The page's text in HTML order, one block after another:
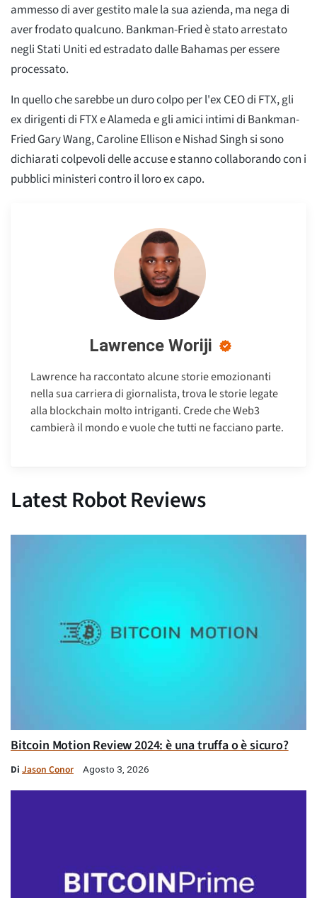
ammesso di aver gestito male la sua azienda, ma nega di
aver frodato qualcuno. Bankman-Fried è stato arrestato
negli Stati Uniti ed estradato dalle Bahamas per essere
processato.
In quello che sarebbe un duro colpo per l'ex CEO di FTX, gli
ex dirigenti di FTX e Alameda e gli amici intimi di Bankman-
Fried Gary Wang, Caroline Ellison e Nishad Singh si sono
dichiarati colpevoli delle accuse e stanno collaborando con i
pubblici ministeri contro il loro ex capo.
Lawrence Woriji
Lawrence ha raccontato alcune storie emozionanti
nella sua carriera di giornalista, trova le storie legate
alla blockchain molto intriganti. Crede che Web3
cambierà il mondo e vuole che tutti ne facciano parte.
Latest Robot Reviews
Bitcoin Motion Review 2024: è una truffa o è sicuro?
Di Jason Conor Agosto 3, 2026